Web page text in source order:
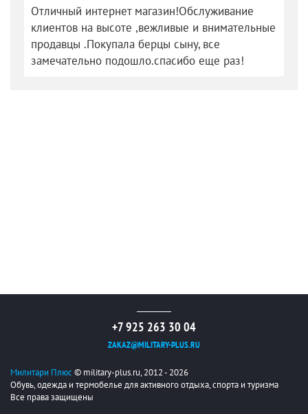
Отличный интернет магазин!Обслуживание
клиентов на высоте ,вежливые и внимательные
продавцы .Покупала берцы сыну, все
замечательно подошло.спасибо еще раз!
+7 925 263 30 04
ZAKAZ@MILITARY-PLUS.RU
Милитари Плюс© military-plus.ru, 2012 - 2026
Обувь, одежда и термобелье для активного отдыха, спорта и туризма
Все права защищены